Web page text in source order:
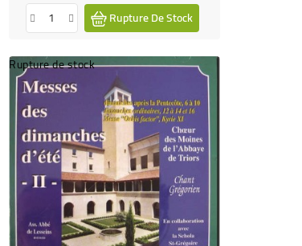
Rupture De Stock
Rupture de stock